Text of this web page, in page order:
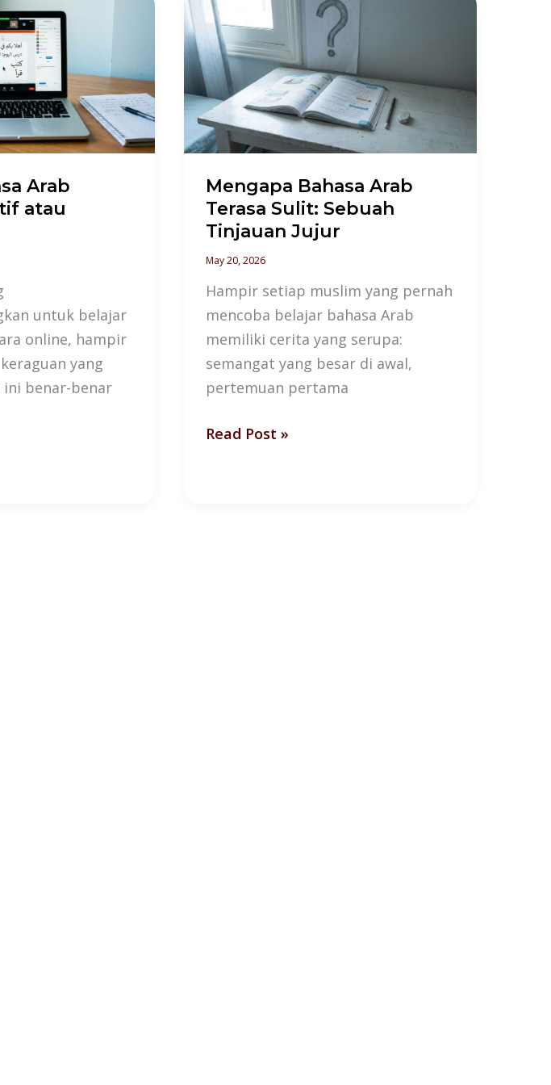
Arab
atau
untuk belajar
online, hampir
yang
ini benar-benar
Mengapa Bahasa Arab
Terasa Sulit: Sebuah
Tinjauan Jujur
May 20, 2026
Hampir setiap muslim yang pernah
mencoba belajar bahasa Arab
memiliki cerita yang serupa:
semangat yang besar di awal,
pertemuan pertama
Bahasa
Arab
Terasa
Sulit:
Sebuah
Tinjauan
Read Post »